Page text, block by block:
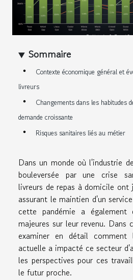
Sommaire
Contexte économique général et
livreurs
Changements dans les habitudes
demande croissante
Risques sanitaires liés au métier
Dans un monde où l'industrie
bouleversée par une crise
livreurs de repas à domicile
assurant le maintien d'un
cette pandémie a également
majeures sur leur revenu.
examiner en détail
actuelle a impacté ce secteur
les perspectives pour ces
le futur proche.